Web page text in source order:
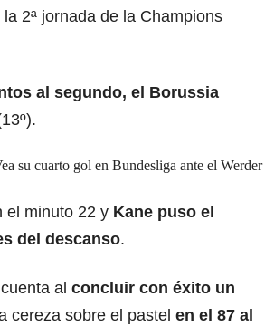
2ª jornada de la Champions
al segundo, el Borussia
su cuarto gol en Bundesliga ante el Werder
el minuto 22 y Kane puso el
del descanso.
al concluir con éxito un
cereza sobre el pastel en el 87 al